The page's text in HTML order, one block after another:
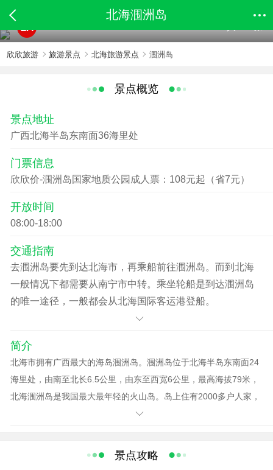
北海涠洲岛
2A
欣欣旅游 旅游景点 北海旅游景点 涠洲岛
景点概览
景点地址
广西北海半岛东南面36海里处
门票信息
欣欣价-涠洲岛国家地质公园成人票：108元起（省7元）
开放时间
08:00-18:00
交通指南
去涠洲岛要先到达北海市，再乘船前往涠洲岛。而到北海
一般情况下都需要从南宁市中转。乘坐轮船是到达涠洲岛
的唯一途径，一般都会从北海国际客运港登船。
简介
北海市拥有广西最大的海岛涠洲岛。涠洲岛位于北海半岛东南面24
海里处，由南至北长6.5公里，由东至西宽6公里，最高海拔79米，
北海涠洲岛是我国最大最年轻的火山岛。岛上住有2000多户人家，
16000多人口， 85％以上都是客家人，岛上不但气候宜人，资源丰
sun、沙滩sand的旅游资源十分丰富的岛屿；故素有“大蓬莱”仙岛之
景点攻略